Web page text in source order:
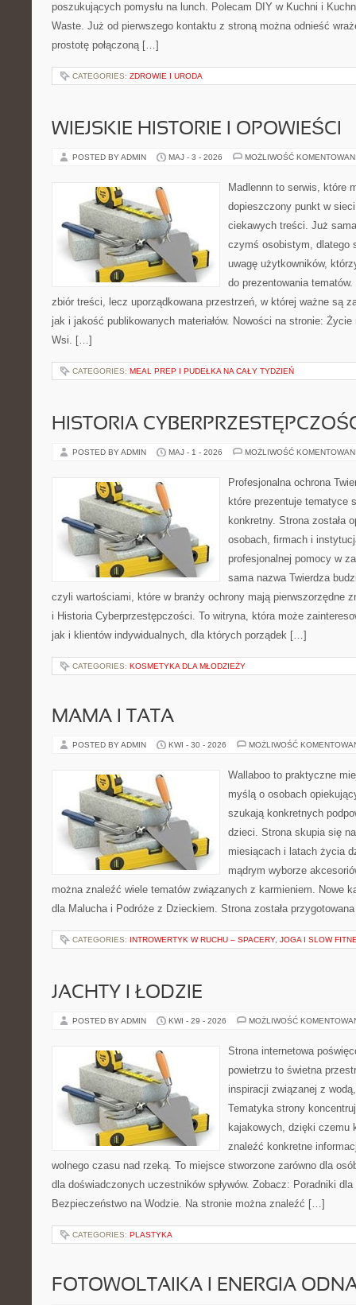
poszukujących pomysłu na lunch. Polecam DIY w Kuchni i
Waste. Już od pierwszego kontaktu z stroną można odnieść
prostotę połączoną […]
CATEGORIES: ZDROWIE I URODA
WIEJSKIE HISTORIE I OPOWIEŚCI
POSTED BY ADMIN MAJ - 3 - 2026 MOŻLIWOŚĆ
Madlennn to serwis, które
dopieszczony punkt w
ciekawych treści. Już
czymś osobistym, dlatego
uwagę użytkowników,
do prezentowania
zbiór treści, lecz uporządkowana przestrzeń, w której ważne są
jak i jakość publikowanych materiałów. Nowości na stronie:
Wsi. […]
CATEGORIES: MEAL PREP I PUDEŁKA NA CAŁY TYDZIEŃ
HISTORIA
POSTED BY ADMIN MAJ - 1 - 2026 MOŻLIWOŚĆ
Profesjonalna ochrona
które prezentuje tematyce
konkretny. Strona została
osobach, firmach i
profesjonalnej pomocy w
sama nazwa Twierdza
czyli wartościami, które w branży ochrony mają pierwszorzędne
i Historia Cyberprzestępczości. To witryna, która może
jak i klientów indywidualnych, dla których porządek […]
CATEGORIES: KOSMETYKA DLA MŁODZIEŻY
MAMA I TATA
POSTED BY ADMIN KWI - 30 - 2026 MOŻLIWOŚĆ
Wallaboo to praktyczne
myślą o osobach
szukają konkretnych
dzieci. Strona skupia się
miesiącach i latach życia
mądrym wyborze
można znaleźć wiele tematów związanych z karmieniem. Nowe
dla Malucha i Podróże z Dzieckiem. Strona została
CATEGORIES: INTROWERTYK W RUCHU – SPACERY, JOGA I SLOW
JACHTY I ŁODZIE
POSTED BY ADMIN KWI - 29 - 2026 MOŻLIWOŚĆ
Strona internetowa
powietrzu to świetna
inspiracji związanej z
Tematyka strony
kajakowych, dzięki czemu
znaleźć konkretne
wolnego czasu nad rzeką. To miejsce stworzone zarówno dla
dla doświadczonych uczestników spływów. Zobacz: Poradniki
Bezpieczeństwo na Wodzie. Na stronie można znaleźć […]
CATEGORIES: PLASTYKA
FOTOWOLTAIKA I ENERGIA